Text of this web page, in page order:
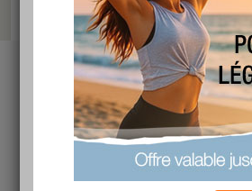
*Bon week end;
mon alimentation
Petit-déjeuner :
Pain,
sucre, tout
Déjeuner :
Paella,
0
Calories consommées :
1290 kcal